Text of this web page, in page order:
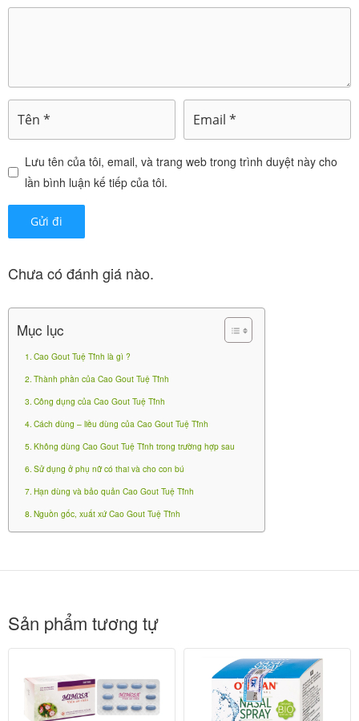
Liều duy trì 5g/ngày.
Cốt thống Tuệ Tĩnh
100.000₫
Sử dụng ở phụ nữ có thai và cho con
bú
Không được dùng
Hạn dùng và bảo quản Cao Gout Tuệ
Tĩnh
Hạn sử dụng: 24 tháng kể từ ngày sản xuất.
Nguồn gốc, xuất xứ Cao Gout Tuệ
Tĩnh
Lưu tên của tôi, email, và trang web trong trình duyệt này cho
lần bình luận kế tiếp của tôi.
Chưa có đánh giá nào.
Mục lục
Cao Gout Tuệ Tĩnh là gì ?
Thành phần của Cao Gout Tuệ Tĩnh
Công dụng của Cao Gout Tuệ Tĩnh
Cách dùng – liều dùng của Cao Gout Tuệ Tĩnh
Không dùng Cao Gout Tuệ Tĩnh trong trường hợp sau
Sử dụng ở phụ nữ có thai và cho con bú
Hạn dùng và bảo quản Cao Gout Tuệ Tĩnh
Nguồn gốc, xuất xứ Cao Gout Tuệ Tĩnh
Sản phẩm tương tự